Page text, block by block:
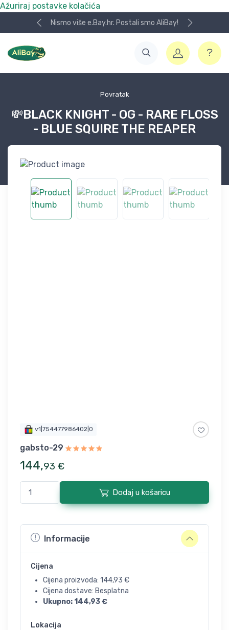
Ažuriraj postavke kolačića
Nismo više e.Bay.hr. Postali smo AliBay!
Povratak
💸BLACK KNIGHT - OG - RARE FLOSS
- BLUE SQUIRE THE REAPER
v1|754477986402|0
gabsto-29
144,93 €
Dodaj u košaricu
Informacije
Cijena
Cijena proizvoda: 144,93 €
Cijena dostave: Besplatna
Ukupno:144,93€
Lokacija